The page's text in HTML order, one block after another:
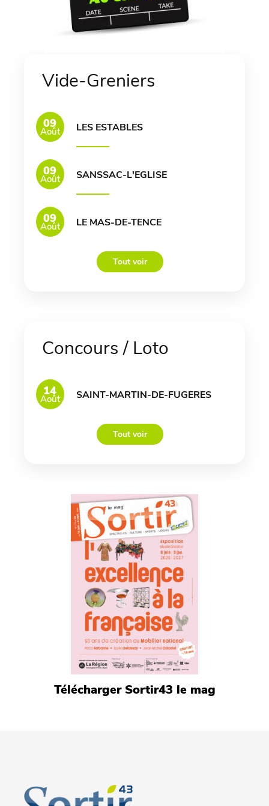
Vide-Greniers
09
Août LES ESTABLES
09
Août SANSSAC-L'EGLISE
09
Août LE MAS-DE-TENCE
Tout voir
Concours / Loto
14
Août SAINT-MARTIN-DE-FUGERES
Tout voir
Télécharger Sortir43 le mag